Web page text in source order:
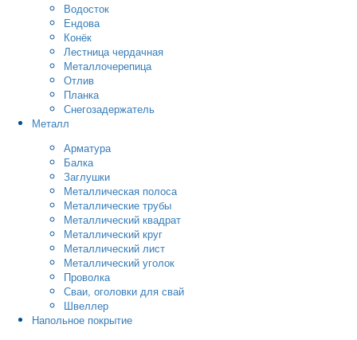
Водосток
Ендова
Конёк
Лестница чердачная
Металлочерепица
Отлив
Планка
Снегозадержатель
Металл
Арматура
Балка
Заглушки
Металлическая полоса
Металлические трубы
Металлический квадрат
Металлический круг
Металлический лист
Металлический уголок
Проволка
Сваи, оголовки для свай
Швеллер
Напольное покрытие